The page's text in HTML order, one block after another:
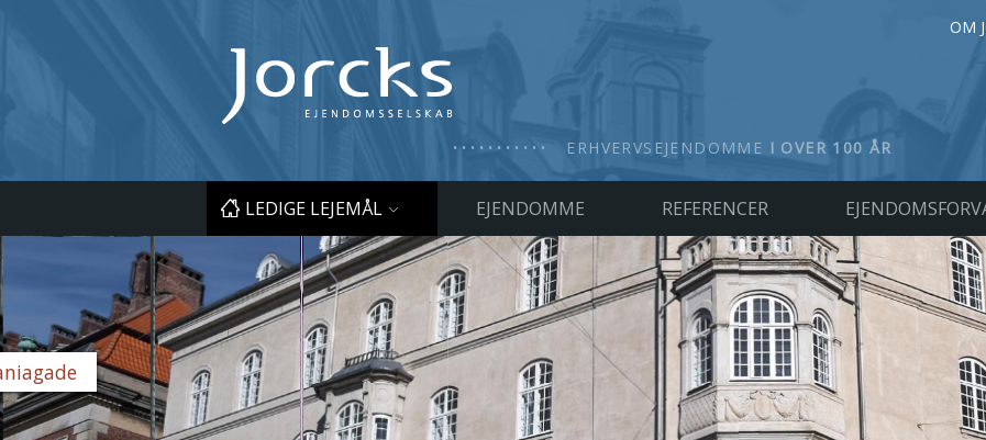
OM
ERHVERVSEJENDOMME I OVER 100 ÅR
LEDIGE LEJEMÅL EJENDOMME REFERENCER
Kristianiagade